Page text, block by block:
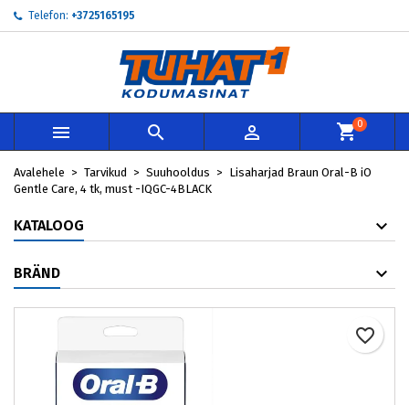
Telefon: +3725165195
   0
Avalehele Tarvikud Suuhooldus
Lisaharjad Braun Oral-B iO
Gentle Care, 4 tk, must -IQGC-4BLACK
KATALOOG
BRÄND
favorite_border
My wishlists
Create new list
Loo soovinimekiri
Soovinimekirja nimi
Loobu
Sisene
Te peate olema sisselogitud, et tooteid soovinimekirja lisada.